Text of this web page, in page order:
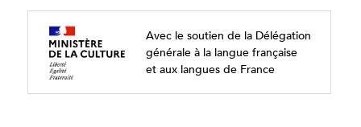
Avec le soutien de la Délégation
générale à la langue française
et aux langues de France